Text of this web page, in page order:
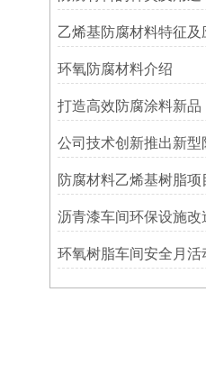
乙烯基防腐材料特征及
环氧防腐材料介绍
打造高效防腐涂料新品
公司技术创新推出新型
防腐材料乙烯基树脂项
沥青漆车间环保设施改
环氧树脂车间安全月活